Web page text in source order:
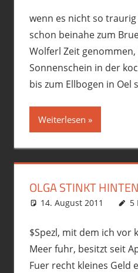
wenn es nicht so traurig
schon beinahe zum
Wolferl Zeit
Sonnenschein in der
bis zum Ellbogen in Oel
Weiterlesen
OLGA STINKT
14. August 2011 5
$Spezl, mit dem ich vor
Meer fuhr, besitzt seit
Fuer recht kleines Geld